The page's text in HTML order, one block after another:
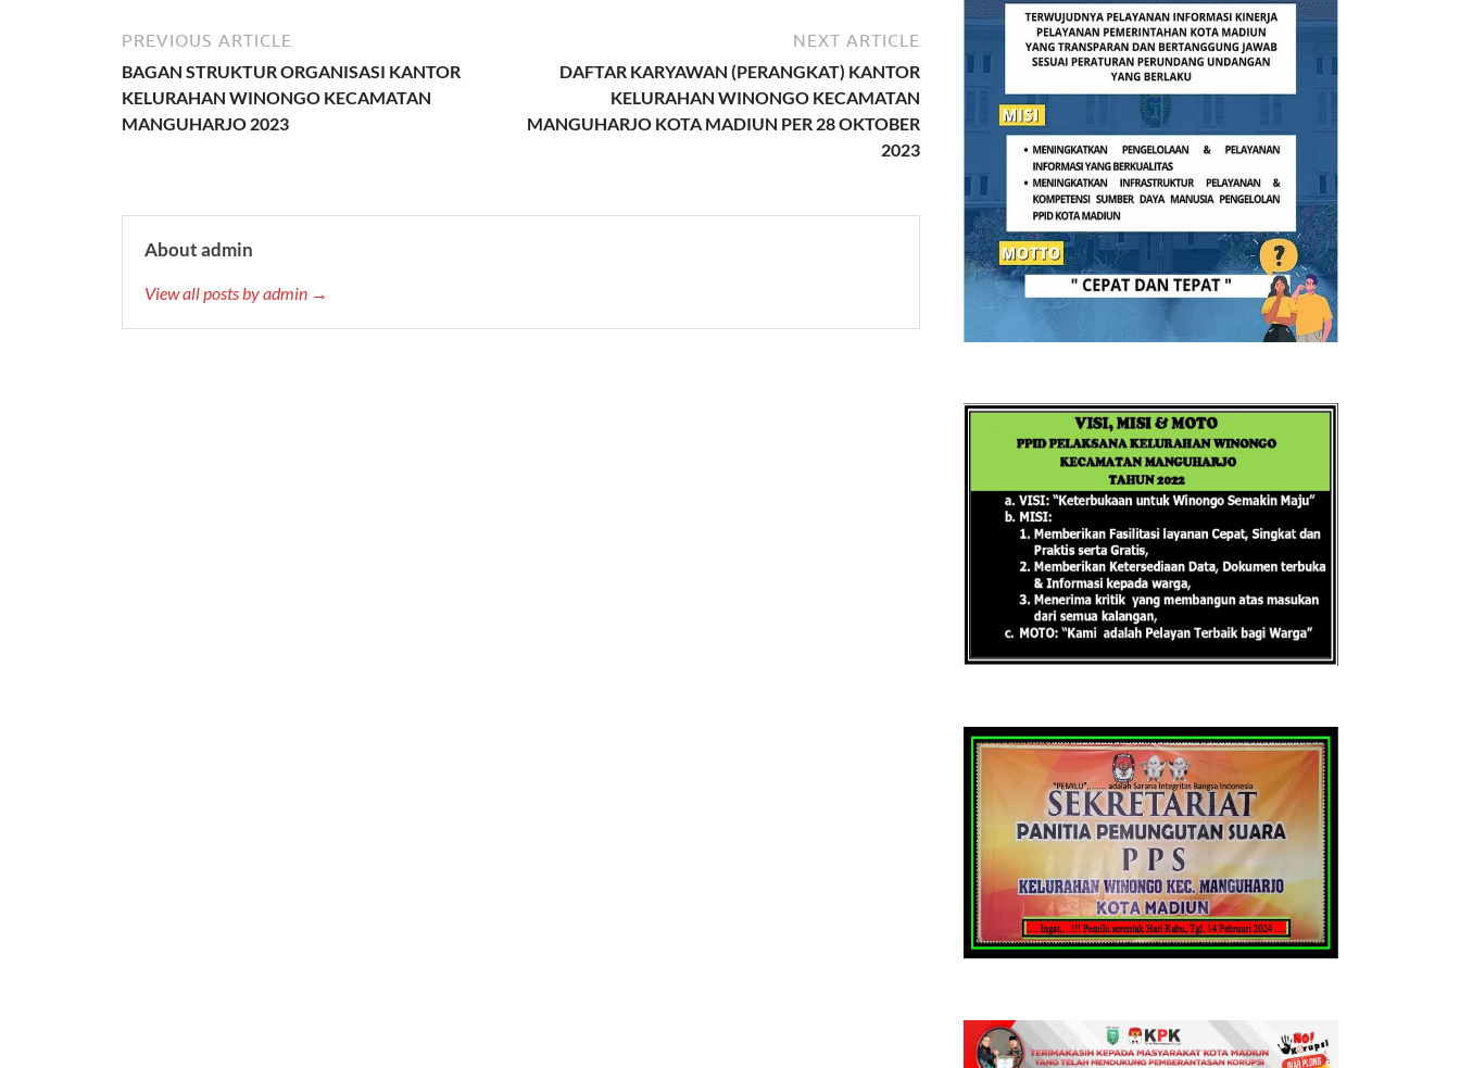
PREVIOUS ARTICLE
BAGAN STRUKTUR ORGANISASI KANTOR
KELURAHAN WINONGO KECAMATAN
MANGUHARJO 2023
NEXT ARTICLE
DAFTAR KARYAWAN (PERANGKAT) KANTOR
KELURAHAN WINONGO KECAMATAN
MANGUHARJO KOTA MADIUN PER 28 OKTOBER
2023
About admin
View all posts by admin →